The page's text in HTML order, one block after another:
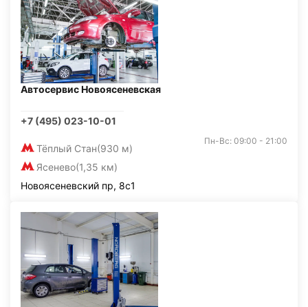
Автосервис Новоясеневская
+7 (495) 023-10-01
Тёплый Стан(930 м)
Ясенево(1,35 км)
Пн-Вс: 09:00 - 21:00
Новоясеневский пр, 8с1